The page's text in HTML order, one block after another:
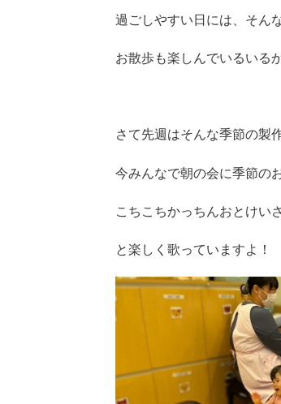
過ごしやすい日には、そん
お散歩も楽しんでいるいる
さて先週はそんな季節の製
今みんなで朝の会に季節の
こちこちかっちんおとけい
と楽しく歌っていますよ！